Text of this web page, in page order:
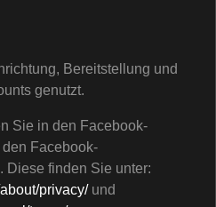
Bereitstellung und
genutzt.
Sie in den Facebook-
Facebook-
Diese finden Sie unter:
privacy/und